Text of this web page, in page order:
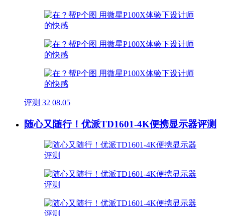
评测 32 08.05
随心又随行！优派TD1601-4K便携显示器评测